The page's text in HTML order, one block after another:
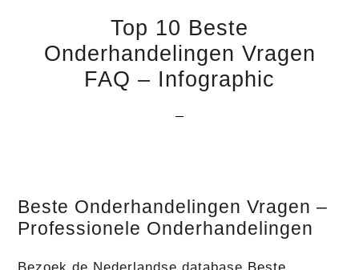
Top 10 Beste
Onderhandelingen Vragen
FAQ – Infographic
Beste Onderhandelingen Vragen –
Professionele Onderhandelingen